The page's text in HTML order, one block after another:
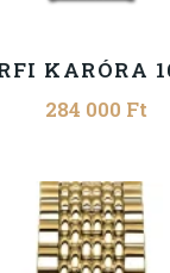
KARÓRA
284 000 Ft